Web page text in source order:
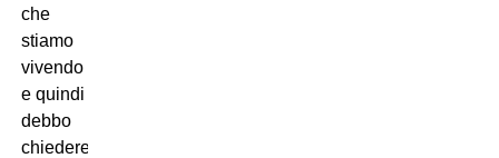
che
stiamo
vivendo
e quindi
debbo
chiedere